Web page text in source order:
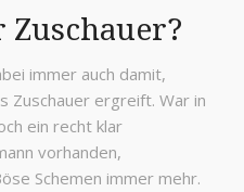
Zuschauer?
immer auch damit,
Zuschauer ergreift. War in
ein recht klar
vorhanden,
Schemen immer mehr.